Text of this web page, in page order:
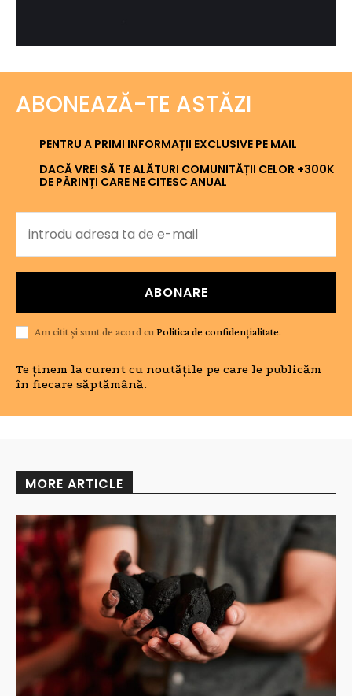
ABONEAZĂ-TE ASTĂZI
PENTRU A PRIMI INFORMAȚII EXCLUSIVE PE MAIL
DACĂ VREI SĂ TE ALĂTURI COMUNITĂȚII CELOR +300K
DE PĂRINȚI CARE NE CITESC ANUAL
ABONARE
Am citit și sunt de acord cu Politica de confidențialitate.
Te ținem la curent cu noutățile pe care le publicăm
în fiecare săptămână.
MORE ARTICLE